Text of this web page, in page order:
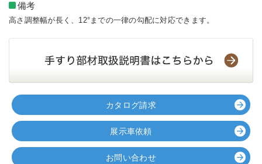
備考
高さ調整幅が長く、12°までの一律の勾配に対応できます。
カタログ請求
展示車依頼
お問い合わせ